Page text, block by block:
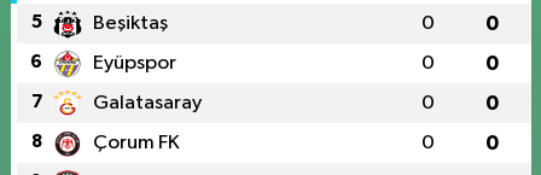
5 Beşiktaş 0 0
6 Eyüpspor 0 0
7 Galatasaray 0 0
8 Çorum FK 0 0